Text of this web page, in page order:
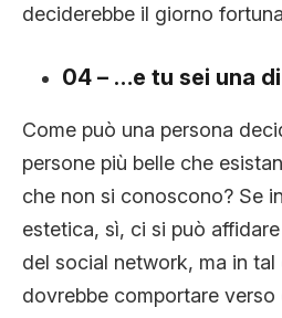
deciderebbe il giorno
04 – …e tu sei una
Come può una persona
persone più belle che
che non si conoscono? Se
estetica, sì, ci si può
del social network, ma in
dovrebbe comportare verso